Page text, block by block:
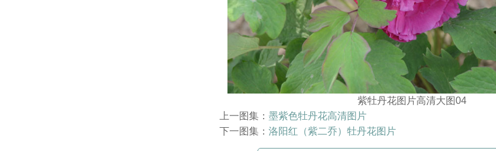
紫牡丹花图片高清大图04
上一图集：墨紫色牡丹花高清图片
下一图集：洛阳红（紫二乔）牡丹花图片